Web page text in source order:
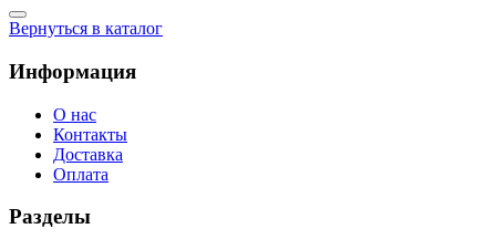
Вернуться в каталог
Информация
О нас
Контакты
Доставка
Оплата
Разделы